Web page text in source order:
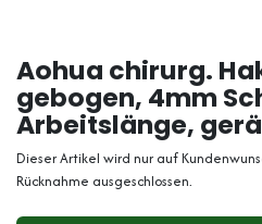
Aohua chirurg.
gebogen, 4mm
Arbeitslänge,
Dieser Artikel wird nur auf
Rücknahme ausgeschlossen.